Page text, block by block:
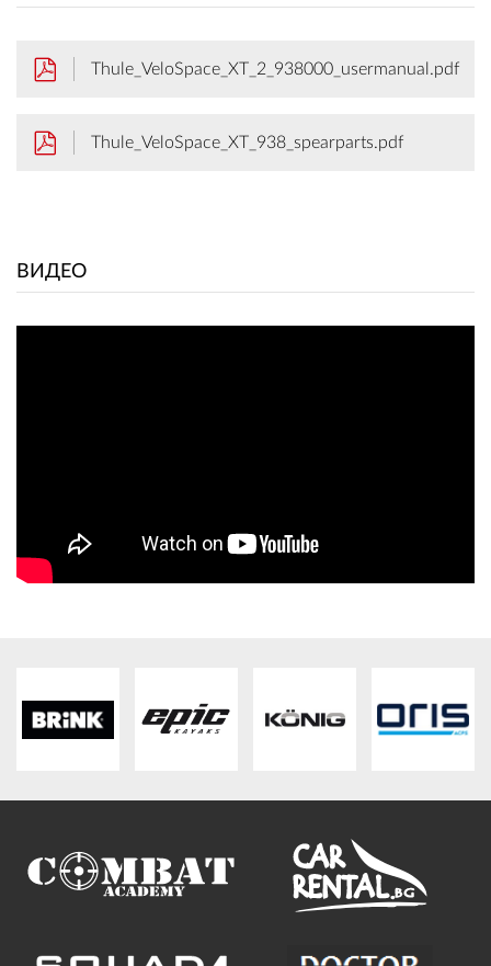
Thule_VeloSpace_XT_2_938000_usermanual.pdf
Thule_VeloSpace_XT_938_spearparts.pdf
ВИДЕО